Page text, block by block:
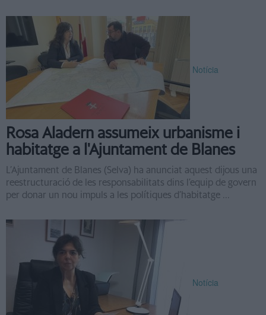
Notícia
Rosa Aladern assumeix urbanisme i
habitatge a l'Ajuntament de Blanes
L’Ajuntament de Blanes (Selva) ha anunciat aquest dijous una
reestructuració de les responsabilitats dins l’equip de govern
per donar un nou impuls a les polítiques d’habitatge ...
Notícia